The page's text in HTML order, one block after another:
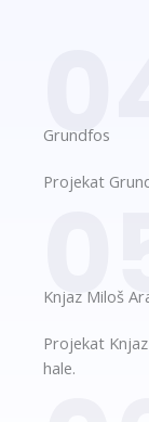
04.
Grundfos​​
Projekat
Knjaz Miloš
Projekat
hale.